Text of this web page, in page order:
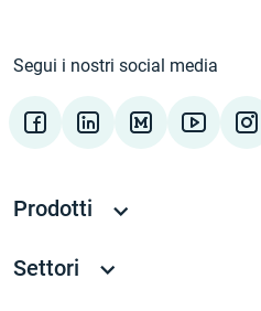
Segui i nostri social media
Prodotti
Settori